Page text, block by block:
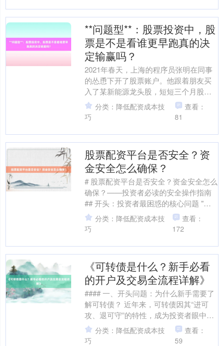
**问题型**：股票投资中，股
票是不是看谁更早跑真的决
定输赢吗？
2021年春天，上海的程序员张明在同事
的怂恿下开了股票账户。他跟着朋友买
入了某新能源龙头股，短短三个月股价
翻了一倍。正当他沉浸在"股神"的幻觉中
时，市场突然转向....
分类：降低配资成本技
巧
查看：
81
股票配资平台是否安全？资
金安全怎么确保？
# 股票配资平台是否安全？资金安全怎么
确保？——投资者必读的安全操作指南
## 开头：投资者最困惑的核心问题 "股
票配资平台靠谱吗？我的本金会不会被
卷走？"这是....
分类：降低配资成本技
巧
查看：
172
《可转债是什么？新手必看
的开户及交易全流程详解》
#### 一、开头问题：为什么新手需要了
解可转债？ 近年来，可转债因其“进可
攻、退可守”的特性，成为投资者眼中
的“香饽饽”。它既是债券（保本属性），
又能在特定条....
分类：降低配资成本技
巧
查看：
59